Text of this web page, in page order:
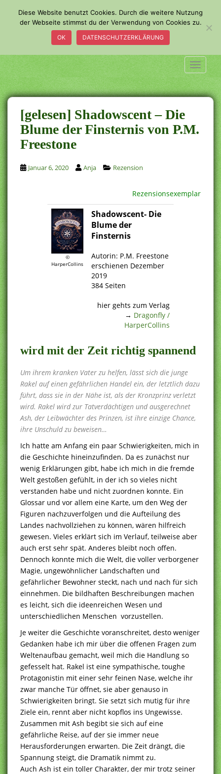
o
m
a
i
n
c
o
n
t
e
n
t
[gelesen] Shadowscent – Die
Blume der Finsternis von P.M.
Freestone
Januar 6, 2020 Anja Rezension
Rezensionsexemplar
©
HarperCollins
Shadowscent- Die
Blume der
Finsternis
Autorin: P.M. Freestone
erschienen Dezember
2019
384 Seiten
hier gehts zum Verlag
→ Dragonfly /
HarperCollins
wird mit der Zeit richtig spannend
Um ihrem kranken Vater zu helfen, lässt sich die junge
Rakel auf einen gefährlichen Handel ein, der letztlich dazu
führt, dass sie in der Nähe ist, als der Kronzprinz verletzt
wird. Rakel wird zur Tatverdächtigen und ausgerechnet
Ash, der Leibwächter des Prinzen, ist ihre einzige Chance,
ihre Unschuld zu beweisen…
Ich hatte am Anfang ein paar Schwierigkeiten, mich in
die Geschichte hineinzufinden. Da es zunächst nur
wenig Erklärungen gibt, habe ich mich in die fremde
Welt gestoßen gefühlt, in der ich so vieles nicht
verstanden habe und nicht zuordnen konnte. Ein
Glossar und vor allem eine Karte, um den Weg der
Figuren nachzuverfolgen und die Aufteilung des
Landes nachvollziehen zu können, wären hilfreich
gewesen. Vieles erklärt sich im Verlauf, teilweise aber
auch erst sehr spät. Anderes bleibt noch offen.
Dennoch konnte mich die Welt, die voller verborgener
Magie, ungewöhnlicher Landschaften und
gefährlicher Bewohner steckt, nach und nach für sich
einnehmen. Die bildhaften Beschreibungen machen
es leicht, sich die ideenreichen Wesen und
unterschiedlichen Menschen vorzustellen.
Je weiter die Geschichte voranschreitet, desto weniger
Gedanken habe ich mir über die offenen Fragen zum
Weltenaufbau gemacht, weil mich die Handlung so
gefesselt hat. Rakel ist eine sympathische, toughe
Protagonistin mit einer sehr feinen Nase, welche ihr
zwar manche Tür öffnet, sie aber genauso in
Schwierigkeiten bringt. Sie setzt sich mutig für ihre
Ziele ein, rennt aber nicht kopflos ins Ungewisse.
Zusammen mit Ash begibt sie sich auf eine
gefährliche Reise, auf der sie immer neue
Herausforderungen erwarten. Die Zeit drängt, die
Spannung steigt, die Dramatik nimmt zu.
Auch Ash ist ein toller Charakter, der mir trotz seiner
Diese Website benutzt Cookies. Durch die weitere Nutzung
der Webseite stimmst du der Verwendung von Cookies zu.
OK DATENSCHUTZERKLÄRUNG